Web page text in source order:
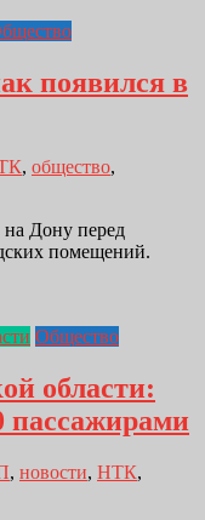
появился в
, общество,
Дону перед
помещений.
Общество
области:
пассажирами
, новости, НТК,